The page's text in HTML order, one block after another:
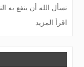
نسأل الله أن ينفع به
اقرأ المزيد